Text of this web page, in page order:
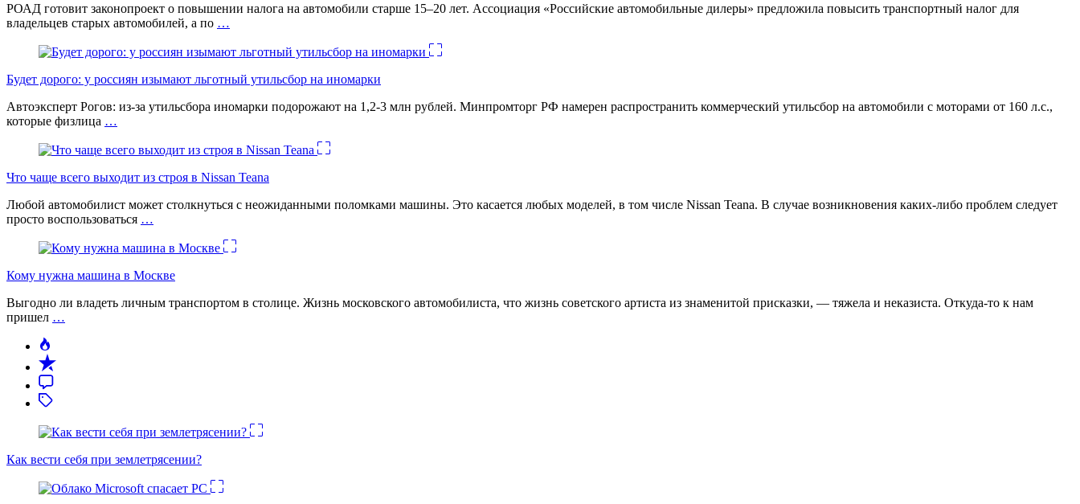
РОАД готовит законопроект о повышении налога на автомобили старше 15–20 лет. Ассоциация «Российские автомобильные дилеры» предложила повысить транспортный налог для
владельцев старых автомобилей, а по …
Будет дорого: у россиян изымают льготный утильсбор на иномарки
Автоэксперт Рогов: из-за утильсбора иномарки подорожают на 1,2-3 млн рублей. Минпромторг РФ намерен распространить коммерческий утильсбор на автомобили с моторами от 160 л.с.,
которые физлица …
Что чаще всего выходит из строя в Nissan Teana
Любой автомобилист может столкнуться с неожиданными поломками машины. Это касается любых моделей, в том числе Nissan Teana. В случае возникновения каких-либо проблем следует
просто воспользоваться …
Кому нужна машина в Москве
Выгодно ли владеть личным транспортом в столице. Жизнь московского автомобилиста, что жизнь советского артиста из знаменитой присказки, — тяжела и неказиста. Откуда-то к нам
пришел …
Как вести себя при землетрясении?